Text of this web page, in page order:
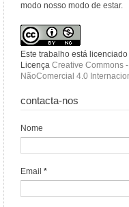
modo nosso modo de estar.
Este trabalho está
Licença Creative Commons
NãoComercial 4.0
contacta-nos
Nome
Email *